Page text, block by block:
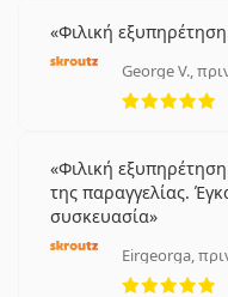
Φιλική
George V.,
Φιλική
της παραγγελίας.
συσκευασία
Eirgeorga,